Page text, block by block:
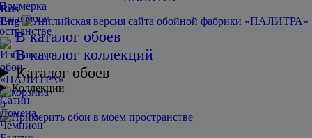
0
Rus
Eng
В каталог обоев
В каталог коллекций
Каталог обоев
Коллекции
Сатин
Домена
Чемпион